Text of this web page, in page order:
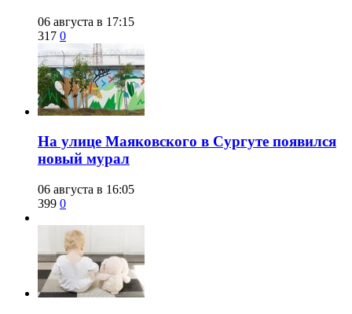
06 августа в 17:15
317 0
​На улице Маяковского в Сургуте появился
новый мурал
06 августа в 16:05
399 0